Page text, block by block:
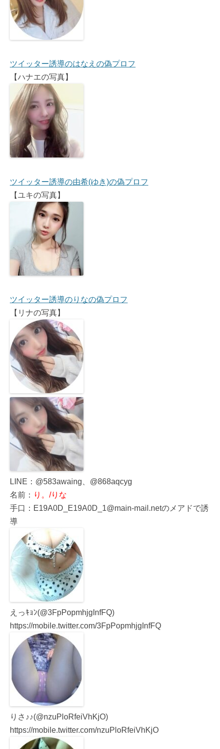
ツイッター誘導のはなえの偽プロフ
【ハナエの写真】
ツイッター誘導の由希(ゆき)の偽プロフ
【ユキの写真】
ツイッター誘導のりなの偽プロフ
【リナの写真】
LINE：@583awaing、@868aqcyg
名前： り。/りな
手口：E19A0D_E19A0D_1@main-mail.netのメアドで誘
導
えっｷｮﾝ(@3FpPopmhjgInfFQ)
https://mobile.twitter.com/3FpPopmhjgInfFQ
りさ♪♪(@nzuPloRfeiVhKjO)
https://mobile.twitter.com/nzuPloRfeiVhKjO